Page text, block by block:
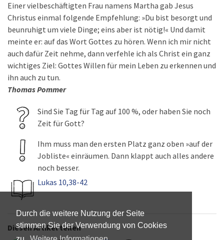
Durch die weitere Nutzung der Seite
stimmen Sie der Verwendung von Cookies
Einer vielbeschäftigten Frau namens Martha gab Jesus
Christus einmal folgende Empfehlung: »Du bist besorgt und
beunruhigt um viele Dinge; eins aber ist nötig!« Und damit
meinte er: auf das Wort Gottes zu hören. Wenn ich mir nicht
auch dafür Zeit nehme, dann verfehle ich als Christ ein ganz
wichtiges Ziel: Gottes Willen für mein Leben zu erkennen und
ihn auch zu tun.
Thomas Pommer
Sind Sie Tag für Tag auf 100 %, oder haben Sie noch
Zeit für Gott?
Ihm muss man den ersten Platz ganz oben »auf der
Jobliste« einräumen. Dann klappt auch alles andere
noch besser.
Lukas 10,38-42
Diesen Artikel teilen